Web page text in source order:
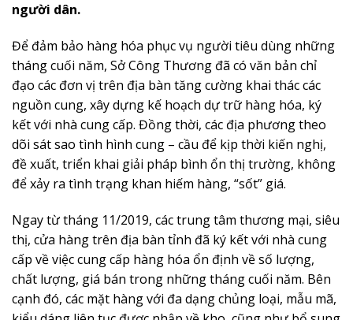
người dân.
Để đảm bảo hàng hóa phục vụ người tiêu dùng những
tháng cuối năm, Sở Công Thương đã có văn bản chỉ
đạo các đơn vị trên địa bàn tăng cường khai thác các
nguồn cung, xây dựng kế hoạch dự trữ hàng hóa, ký
kết với nhà cung cấp. Đồng thời, các địa phương theo
dõi sát sao tình hình cung – cầu để kịp thời kiến nghị,
đề xuất, triển khai giải pháp bình ổn thị trường, không
để xảy ra tình trạng khan hiếm hàng, “sốt” giá.
Ngay từ tháng 11/2019, các trung tâm thương mại, siêu
thị, cửa hàng trên địa bàn tỉnh đã ký kết với nhà cung
cấp về việc cung cấp hàng hóa ổn định về số lượng,
chất lượng, giá bán trong những tháng cuối năm. Bên
cạnh đó, các mặt hàng với đa dạng chủng loại, mẫu mã,